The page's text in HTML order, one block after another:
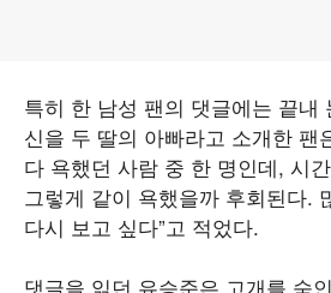
특히 한 남성 팬의 댓글에는 끝내
신을 두 딸의 아빠라고 소개한 팬
다 욕했던 사람 중 한 명인데, 시
그렇게 같이 욕했을까 후회된다.
다시 보고 싶다”고 적었다.
댓글을 읽던 유승준은 고개를 숙